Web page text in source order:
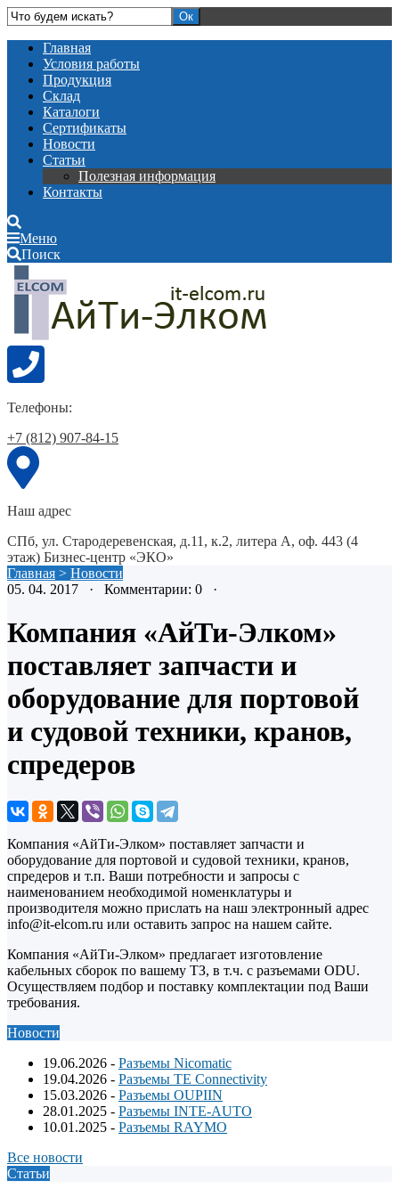
Главная
Условия работы
Продукция
Склад
Каталоги
Сертификаты
Новости
Статьи
Полезная информация
Контакты
Меню
Поиск
Телефоны:
+7 (812) 907-84-15
Наш адрес
СПб, ул. Стародеревенская, д.11, к.2, литера А, оф. 443 (4
этаж) Бизнес-центр «ЭКО»
Главная > Новости
05. 04. 2017 · Комментарии: 0 ·
Компания «АйТи-Элком»
поставляет запчасти и
оборудование для портовой
и судовой техники, кранов,
спредеров
Компания «АйТи-Элком» поставляет запчасти и
оборудование для портовой и судовой техники, кранов,
спредеров и т.п. Ваши потребности и запросы с
наименованием необходимой номенклатуры и
производителя можно прислать на наш электронный адрес
info@it-elcom.ru или оставить запрос на нашем сайте.
Компания «АйТи-Элком» предлагает изготовление
кабельных сборок по вашему ТЗ, в т.ч. с разъемами ODU.
Осуществляем подбор и поставку комплектации под Ваши
требования.
Новости
19.06.2026 - Разъемы Nicomatic
19.04.2026 - Разъемы TE Connectivity
15.03.2026 - Разъемы OUPIIN
28.01.2025 - Разъемы INTE-AUTO
10.01.2025 - Разъемы RAYMO
Все новости
Статьи